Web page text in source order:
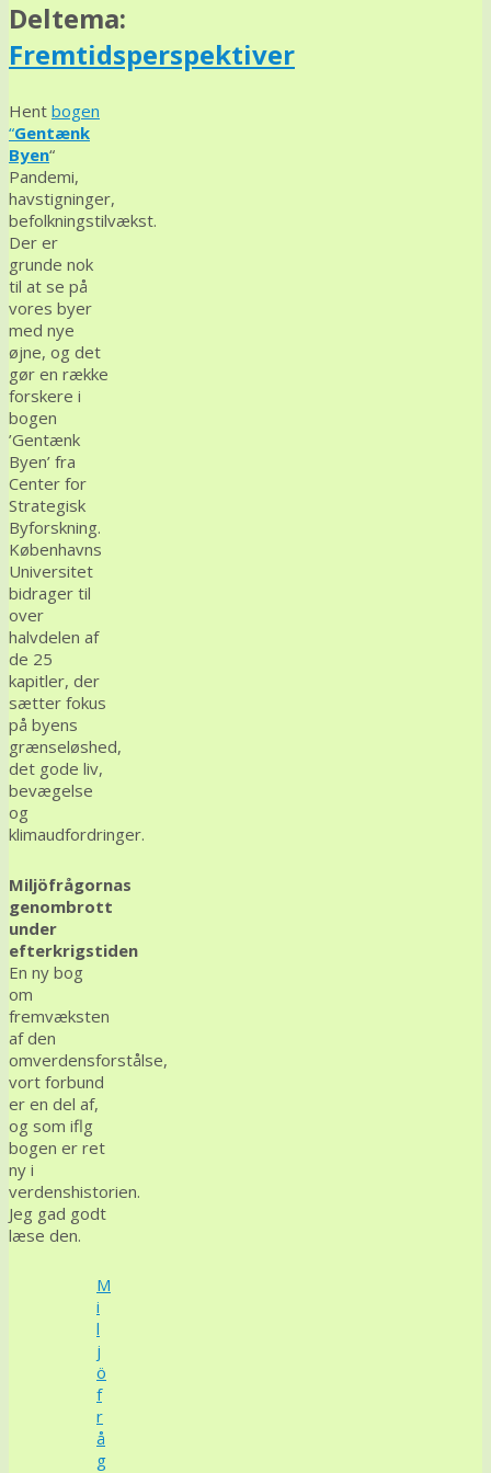
Deltema:
Fremtidsperspektiver
Hent bogen
“Gentænk
Byen“
Pandemi,
havstigninger,
befolkningstilvækst.
Der er
grunde nok
til at se på
vores byer
med nye
øjne, og det
gør en række
forskere i
bogen
’Gentænk
Byen’ fra
Center for
Strategisk
Byforskning.
Københavns
Universitet
bidrager til
over
halvdelen af
de 25
kapitler, der
sætter fokus
på byens
grænseløshed,
det gode liv,
bevægelse
og
klimaudfordringer.
Miljöfrågornas
genombrott
under
efterkrigstiden
En ny bog
om
fremvæksten
af den
omverdensforstålse,
vort forbund
er en del af,
og som iflg
bogen er ret
ny i
verdenshistorien.
Jeg gad godt
læse den.
M
i
l
j
ö
f
r
å
g